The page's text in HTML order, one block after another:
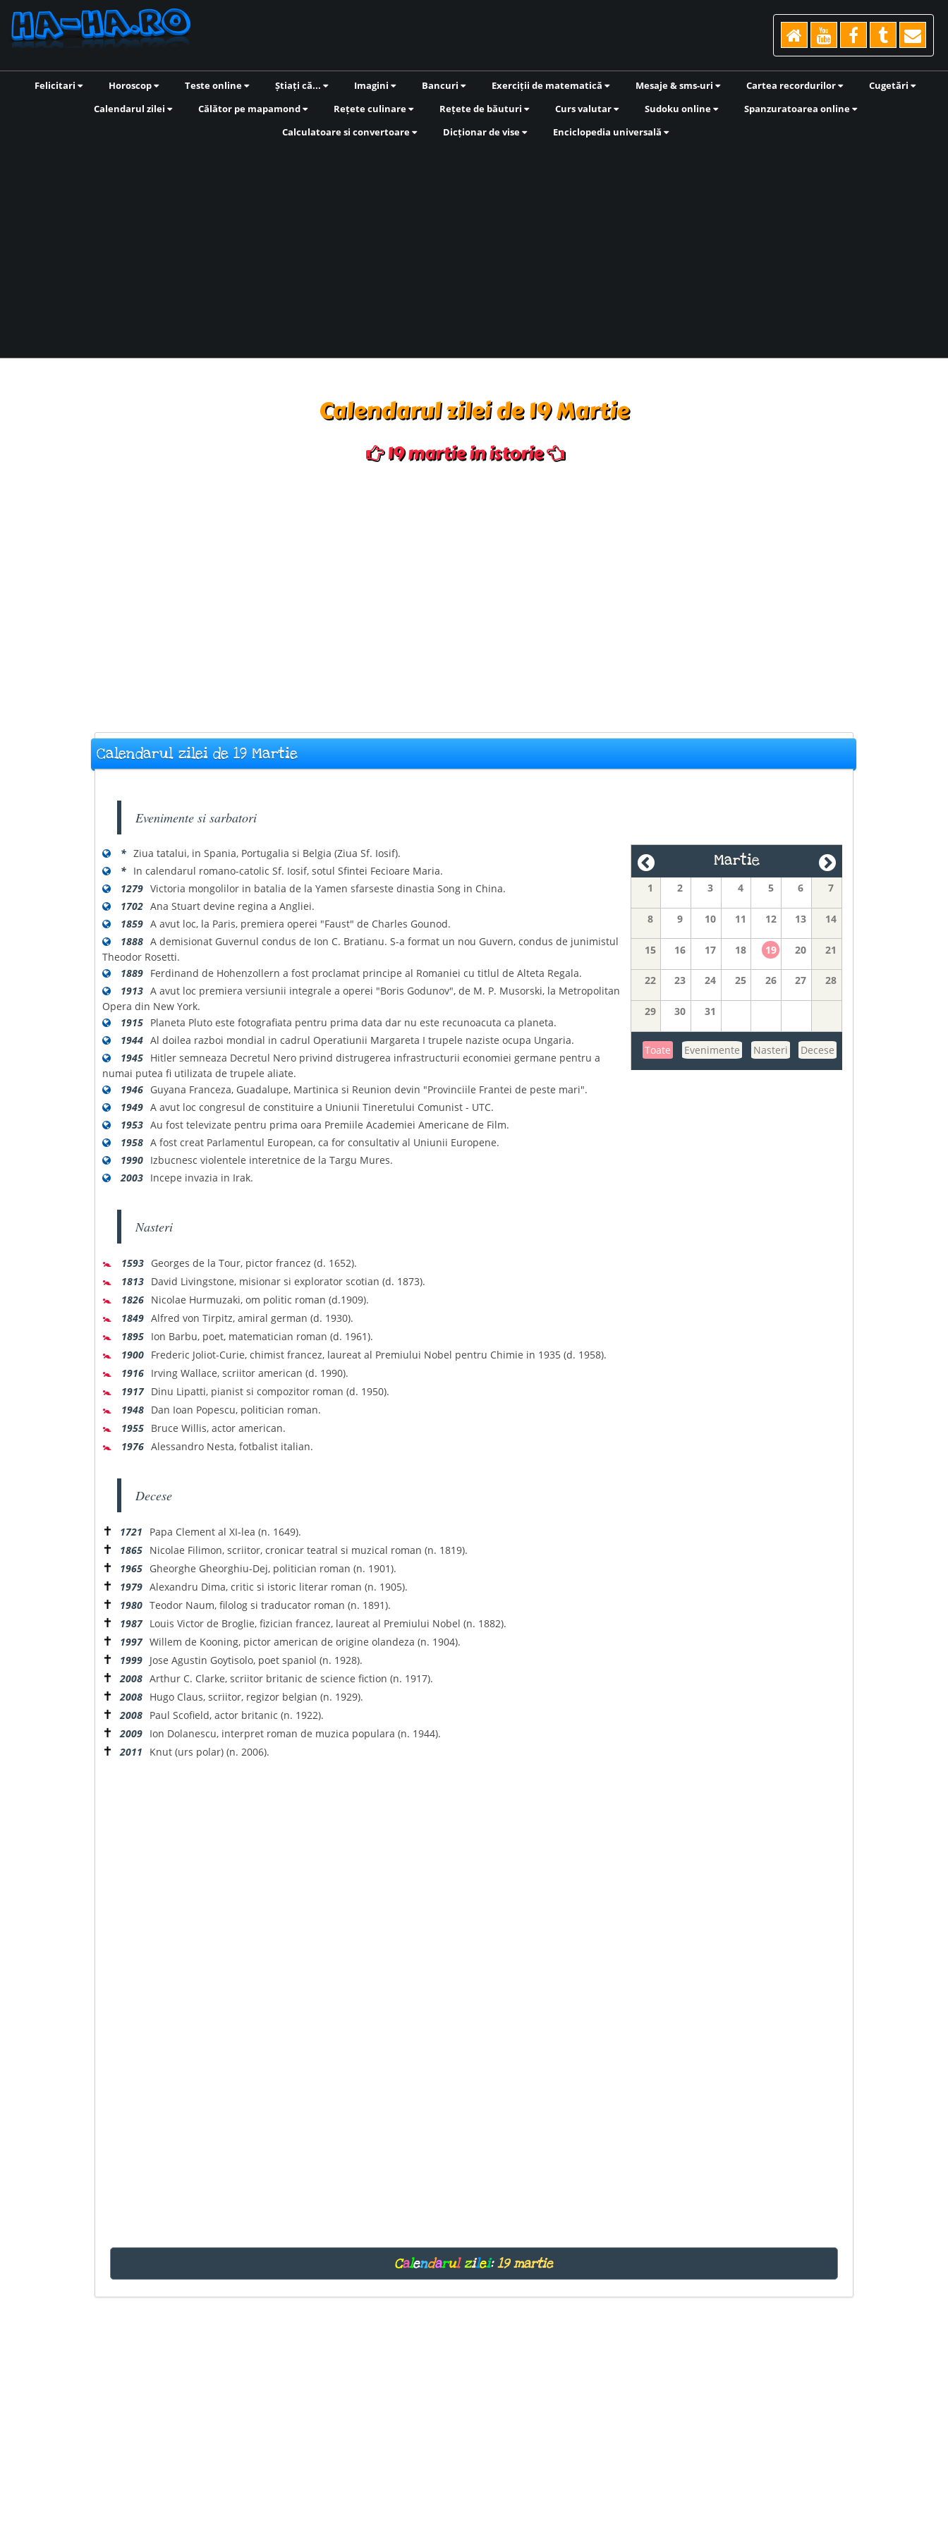
Felicitari Horoscop Teste online Știați că... Imagini Bancuri Exerciții de matematică Mesaje & sms-uri Cartea recordurilor
Cugetări
Calendarul zilei
Călător pe mapamond Rețete culinare Rețete de băuturi Curs valutar Sudoku online
Spanzuratoarea online
Calculatoare si convertoare
Dicționar de vise Enciclopedia universală
Calendarul zilei de 19 Martie
19 martie in istorie
Calendarul zilei de 19 Martie
Martie
1 2 3 4 5 6 7
8 9 10 11 12 13 14
15 16 17 18 19 20 21
22 23 24 25 26 27 28
29 30 31
Toate Evenimente Nasteri Decese
Evenimente si sarbatori
* Ziua tatalui, in Spania, Portugalia si Belgia (Ziua Sf. Iosif).
* In calendarul romano-catolic Sf. Iosif, sotul Sfintei Fecioare Maria.
1279 Victoria mongolilor in batalia de la Yamen sfarseste dinastia Song in China.
1702 Ana Stuart devine regina a Angliei.
1859 A avut loc, la Paris, premiera operei "Faust" de Charles Gounod.
1888 A demisionat Guvernul condus de Ion C. Bratianu. S-a format un nou Guvern, condus de junimistul
Theodor Rosetti.
1889 Ferdinand de Hohenzollern a fost proclamat principe al Romaniei cu titlul de Alteta Regala.
1913 A avut loc premiera versiunii integrale a operei "Boris Godunov", de M. P. Musorski, la Metropolitan
Opera din New York.
1915 Planeta Pluto este fotografiata pentru prima data dar nu este recunoacuta ca planeta.
1944 Al doilea razboi mondial in cadrul Operatiunii Margareta I trupele naziste ocupa Ungaria.
1945 Hitler semneaza Decretul Nero privind distrugerea infrastructurii economiei germane pentru a
numai putea fi utilizata de trupele aliate.
1946 Guyana Franceza, Guadalupe, Martinica si Reunion devin "Provinciile Frantei de peste mari".
1949 A avut loc congresul de constituire a Uniunii Tineretului Comunist - UTC.
1953 Au fost televizate pentru prima oara Premiile Academiei Americane de Film.
1958 A fost creat Parlamentul European, ca for consultativ al Uniunii Europene.
1990 Izbucnesc violentele interetnice de la Targu Mures.
2003 Incepe invazia in Irak.
Nasteri
🚼 1593 Georges de la Tour, pictor francez (d. 1652).
🚼 1813 David Livingstone, misionar si explorator scotian (d. 1873).
🚼 1826 Nicolae Hurmuzaki, om politic roman (d.1909).
🚼 1849 Alfred von Tirpitz, amiral german (d. 1930).
🚼 1895 Ion Barbu, poet, matematician roman (d. 1961).
🚼 1900 Frederic Joliot-Curie, chimist francez, laureat al Premiului Nobel pentru Chimie in 1935 (d. 1958).
🚼 1916 Irving Wallace, scriitor american (d. 1990).
🚼 1917 Dinu Lipatti, pianist si compozitor roman (d. 1950).
🚼 1948 Dan Ioan Popescu, politician roman.
🚼 1955 Bruce Willis, actor american.
🚼 1976 Alessandro Nesta, fotbalist italian.
Decese
✝ 1721 Papa Clement al XI-lea (n. 1649).
✝ 1865 Nicolae Filimon, scriitor, cronicar teatral si muzical roman (n. 1819).
✝ 1965 Gheorghe Gheorghiu-Dej, politician roman (n. 1901).
✝ 1979 Alexandru Dima, critic si istoric literar roman (n. 1905).
✝ 1980 Teodor Naum, filolog si traducator roman (n. 1891).
✝ 1987 Louis Victor de Broglie, fizician francez, laureat al Premiului Nobel (n. 1882).
✝ 1997 Willem de Kooning, pictor american de origine olandeza (n. 1904).
✝ 1999 Jose Agustin Goytisolo, poet spaniol (n. 1928).
✝ 2008 Arthur C. Clarke, scriitor britanic de science fiction (n. 1917).
✝ 2008 Hugo Claus, scriitor, regizor belgian (n. 1929).
✝ 2008 Paul Scofield, actor britanic (n. 1922).
✝ 2009 Ion Dolanescu, interpret roman de muzica populara (n. 1944).
✝ 2011 Knut (urs polar) (n. 2006).
Calendarul zilei: 19 martie